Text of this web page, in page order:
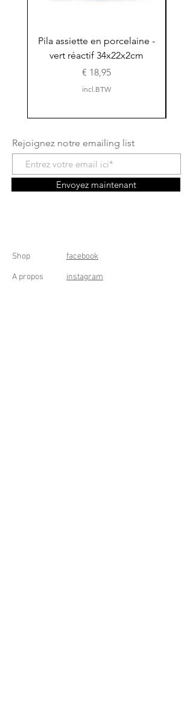
Pila assiette en porcelaine -
vert réactif 34x22x2cm
Prijs
€ 18,95
incl.BTW
Rejoignez notre emailing list
Envoyez maintenant
Shop
A propos
facebook
instagram